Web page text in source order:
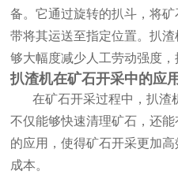
备。它通过旋转的扒斗，将
带将其运送至指定位置。扒渣
够大幅度减少人工劳动强度，
扒渣机在矿石开采中的应用
在矿石开采过程中，扒渣
不仅能够快速清理矿石，还
的应用，使得矿石开采更加
成本。